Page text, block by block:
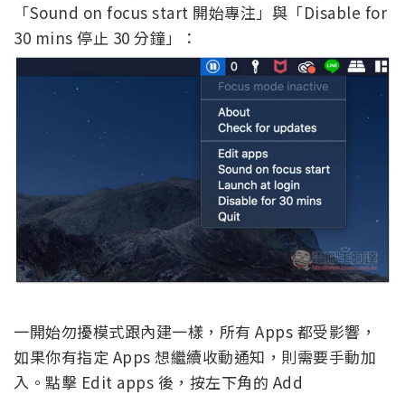
「Sound on focus start 開始專注」與「Disable for
30 mins 停止 30 分鐘」：
一開始勿擾模式跟內建一樣，所有 Apps 都受影響，
如果你有指定 Apps 想繼續收動通知，則需要手動加
入。點擊 Edit apps 後，按左下角的 Add